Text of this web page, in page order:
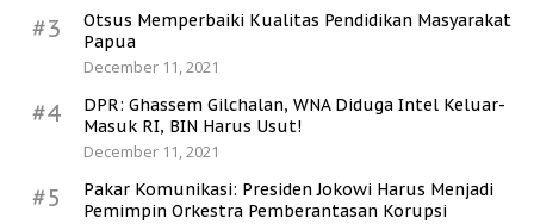
#3
Otsus Memperbaiki Kualitas Pendidikan Masyarakat
Papua
December 11, 2021
#4
DPR: Ghassem Gilchalan, WNA Diduga Intel Keluar-
Masuk RI, BIN Harus Usut!
December 11, 2021
#5
Pakar Komunikasi: Presiden Jokowi Harus Menjadi
Pemimpin Orkestra Pemberantasan Korupsi